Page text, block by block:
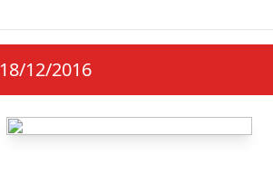
18/12/2016